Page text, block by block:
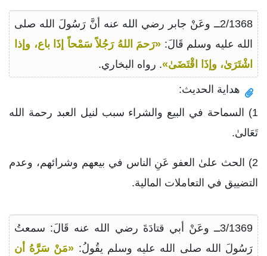
2/1368ــ وعَنْ جابر رضي الله عنه أنَّ رَسُولَ الله صلى
الله عليه وسلم قَالَ: «رَحمَ اللهُ رَجُلاً سَمْحاً إذَا باع، وإذا
اشْتَرَىٰ، وإذَا اقْتَضَىٰ». رواه البخاري.
هداية الحديث:
1) السماحة في البيع والشراء سبب لنيل العبد رحمة الله
تَعَالىٰ.
2) الحث علىٰ العفو عَنِ الناس في بيعهم وشرائهم، وعدم
التضييق في التعاملات المالية.
3/1369ــ وعَنْ أبي قتادَةَ رضي الله عنه قَالَ: سمعتُ
رَسُولَ الله صلى الله عليه وسلم يقُولُ: «مَنْ سَرَّهُ أن